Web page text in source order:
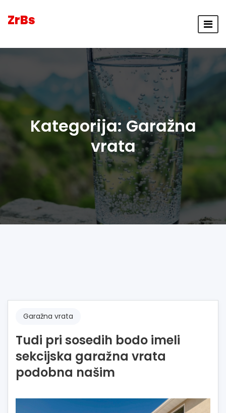
ZrBs
Kategorija: Garažna
vrata
Garažna vrata
Tudi pri sosedih bodo imeli
sekcijska garažna vrata
podobna našim